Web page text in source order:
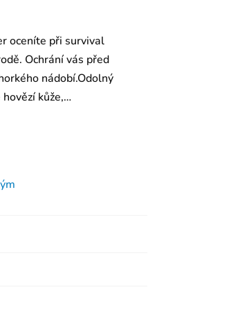
oceníte při survival
Ochrání vás před
nádobí.Odolný
kůže,…